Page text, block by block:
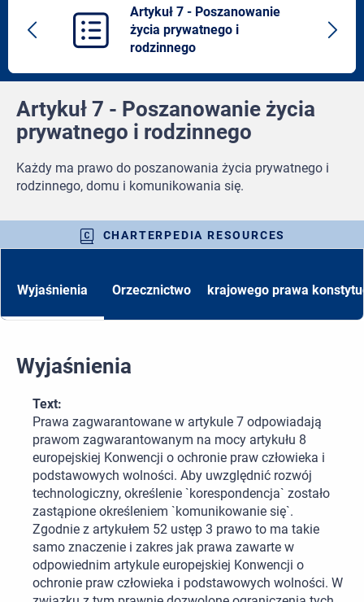
Previous
Artykuł 7 - Poszanowanie
życia prywatnego i
rodzinnego
Artykuł 7 - Poszanowanie życia
prywatnego i rodzinnego
Każdy ma prawo do poszanowania życia prywatnego i
rodzinnego, domu i komunikowania się.
CHARTERPEDIA RESOURCES
Wyjaśnienia Orzecznictwo krajowego prawa
Wyjaśnienia
Text:
Prawa zagwarantowane w artykule 7 odpowiadają
prawom zagwarantowanym na mocy artykułu 8
europejskiej Konwencji o ochronie praw człowieka i
podstawowych wolności. Aby uwzględnić rozwój
technologiczny, określenie `korespondencja` zostało
zastąpione określeniem `komunikowanie się`.
Zgodnie z artykułem 52 ustęp 3 prawo to ma takie
samo znaczenie i zakres jak prawa zawarte w
odpowiednim artykule europejskiej Konwencji o
ochronie praw człowieka i podstawowych wolności. W